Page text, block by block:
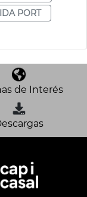
PORT
de Interés